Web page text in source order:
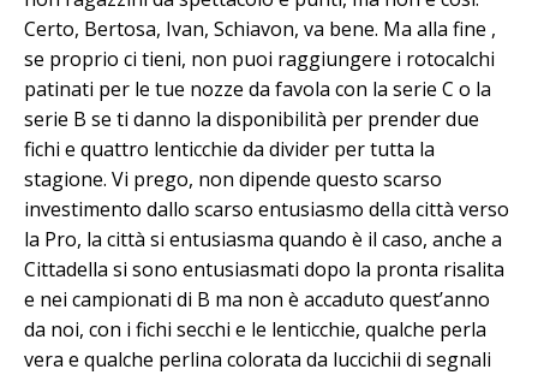
Certo, Bertosa, Ivan, Schiavon, va bene. Ma alla fine ,
se proprio ci tieni, non puoi raggiungere i rotocalchi
patinati per le tue nozze da favola con la serie C o la
serie B se ti danno la disponibilità per prender due
fichi e quattro lenticchie da divider per tutta la
stagione. Vi prego, non dipende questo scarso
investimento dallo scarso entusiasmo della città verso
la Pro, la città si entusiasma quando è il caso, anche a
Cittadella si sono entusiasmati dopo la pronta risalita
e nei campionati di B ma non è accaduto quest’anno
da noi, con i fichi secchi e le lenticchie, qualche perla
vera e qualche perlina colorata da luccichii di segnali